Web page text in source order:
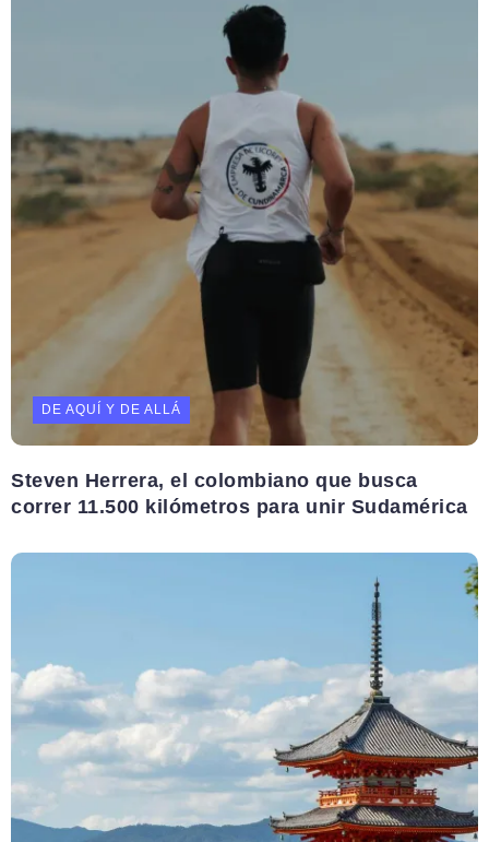
DE AQUÍ Y DE ALLÁ
Steven Herrera, el colombiano que busca
correr 11.500 kilómetros para unir Sudamérica